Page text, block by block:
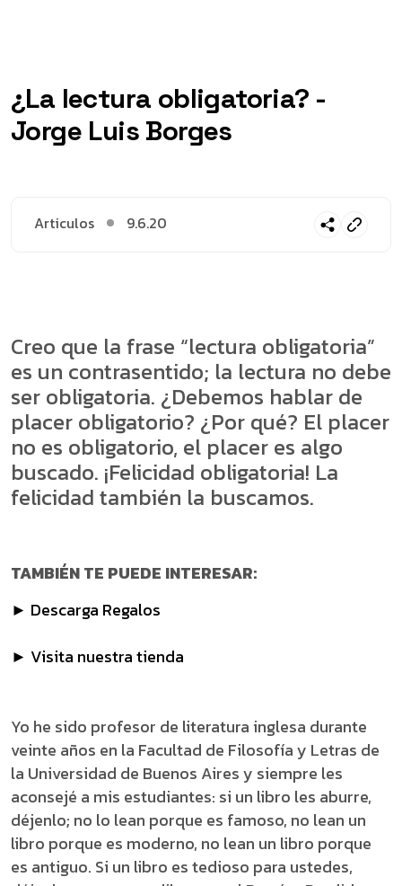
¿La lectura obligatoria? -
Jorge Luis Borges
Articulos 9.6.20
Creo que la frase “lectura obligatoria”
es un contrasentido; la lectura no debe
ser obligatoria. ¿Debemos hablar de
placer obligatorio? ¿Por qué? El placer
no es obligatorio, el placer es algo
buscado. ¡Felicidad obligatoria! La
felicidad también la buscamos.
TAMBIÉN TE PUEDE INTERESAR:
► Descarga Regalos
► Visita nuestra tienda
Yo he sido profesor de literatura inglesa durante
veinte años en la Facultad de Filosofía y Letras de
la Universidad de Buenos Aires y siempre les
aconsejé a mis estudiantes: si un libro les aburre,
déjenlo; no lo lean porque es famoso, no lean un
libro porque es moderno, no lean un libro porque
es antiguo. Si un libro es tedioso para ustedes,